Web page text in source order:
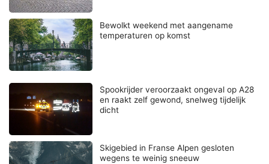
Bewolkt weekend met aangename
temperaturen op komst
Spookrijder veroorzaakt ongeval op A28
en raakt zelf gewond, snelweg tijdelijk
dicht
Skigebied in Franse Alpen gesloten
wegens te weinig sneeuw